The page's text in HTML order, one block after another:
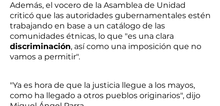
Además, el vocero de la Asamblea de Unidad
criticó que las autoridades gubernamentales estén
trabajando en base a un catálogo de las
comunidades étnicas, lo que "es una clara
discriminación, así como una imposición que no
vamos a permitir".
"Ya es hora de que la justicia llegue a los mayos,
como ha llegado a otros pueblos originarios", dijo